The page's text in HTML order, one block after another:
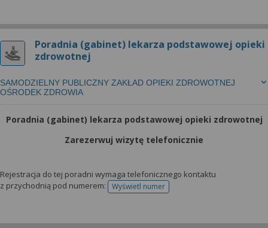
Poradnia (gabinet) lekarza podstawowej opieki
zdrowotnej
SAMODZIELNY PUBLICZNY ZAKŁAD OPIEKI ZDROWOTNEJ
OŚRODEK ZDROWIA
Poradnia (gabinet) lekarza podstawowej opieki zdrowotnej
Zarezerwuj wizytę telefonicznie
Rejestracja do tej poradni wymaga telefonicznego kontaktu
z przychodnią pod numerem:
Wyświetl numertelefonu do rejestracji